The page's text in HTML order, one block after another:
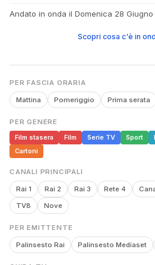
Andato in onda il Domenica 28
Scopri cosa c'è in
PER FASCIA ORARIA
Mattina Pomeriggio Prima serata
PER GENERE
Film stasera
Film Serie TV Sport
Cartoni
CANALI PRINCIPALI
Rai 1 Rai 2 Rai 3 Rete 4
TV8
Nove
PER EMITTENTE
Palinsesto Rai Palinsesto Mediaset